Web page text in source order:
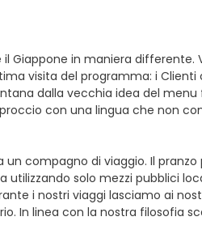
Giappone in maniera differente.
visita del programma: i
dalla vecchia idea del
con una lingua che non
compagno di viaggio. Il
solo mezzi pubblici
i nostri viaggi lasciamo ai
In linea con la nostra filosofia